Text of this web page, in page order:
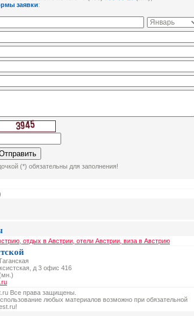
заявки:
(*) обязательны для заполнения!
отдых в Австрии, отели Австрии, виза в Австрию
д 3 офис 416
Все права защищены.
любых материалов возможно при обязательной